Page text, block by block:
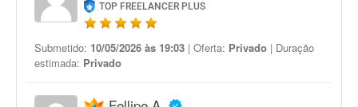
TOP FREELANCER PLUS
Submetido: 10/05/2026 às 19:03 | Oferta: Privado | Duração
estimada: Privado